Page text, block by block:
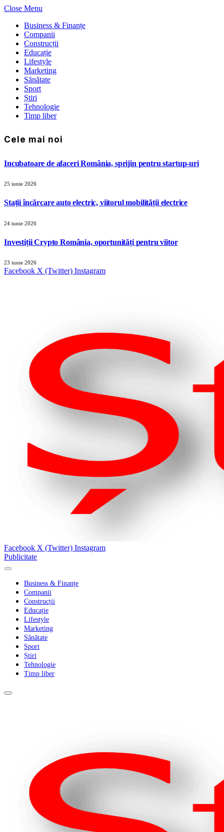
Close Menu
Business & Finanțe
Companii
Construcții
Educație
Lifestyle
Marketing
Sănătate
Sport
Știri
Tehnologie
Timp liber
Cele mai noi
Incubatoare de afaceri România, sprijin pentru startup-uri
25 iunie 2026
Stații încărcare auto electric, viitorul mobilității electrice
24 iunie 2026
Investiții Crypto România, oportunități pentru viitor
23 iunie 2026
Facebook X (Twitter) Instagram
Facebook X (Twitter) Instagram
Publicitate
Business & Finanțe
Companii
Construcții
Educație
Lifestyle
Marketing
Sănătate
Sport
Știri
Tehnologie
Timp liber